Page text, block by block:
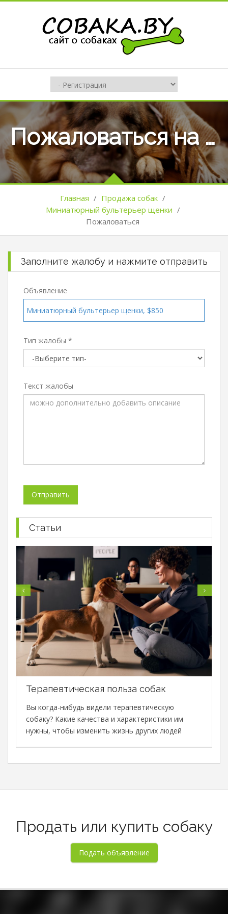
Пожаловаться на оъявление №113928
Главная / Продажа собак /
Миниатюрный бультерьер щенки /
Пожаловаться
Заполните жалобу и нажмите отправить
Объявление
Миниатюрный бультерьер щенки, $850
Тип жалобы *
Текст жалобы
Статьи
Терапевтическая польза собак
Вы когда-нибудь видели терапевтическую
собаку? Какие качества и характеристики им
нужны, чтобы изменить жизнь других людей
Продать или купить собаку